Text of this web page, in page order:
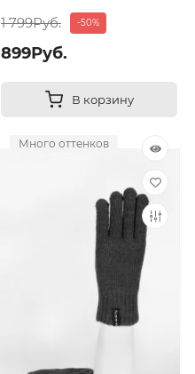
1 799Руб. -50%
899Руб.
В корзину
Много оттенков